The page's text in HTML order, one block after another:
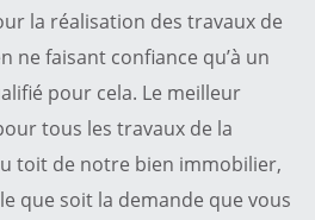
la réalisation des travaux de
ne faisant confiance qu’à un
pour cela. Le meilleur
tous les travaux de la
toit de notre bien immobilier,
que soit la demande que vous